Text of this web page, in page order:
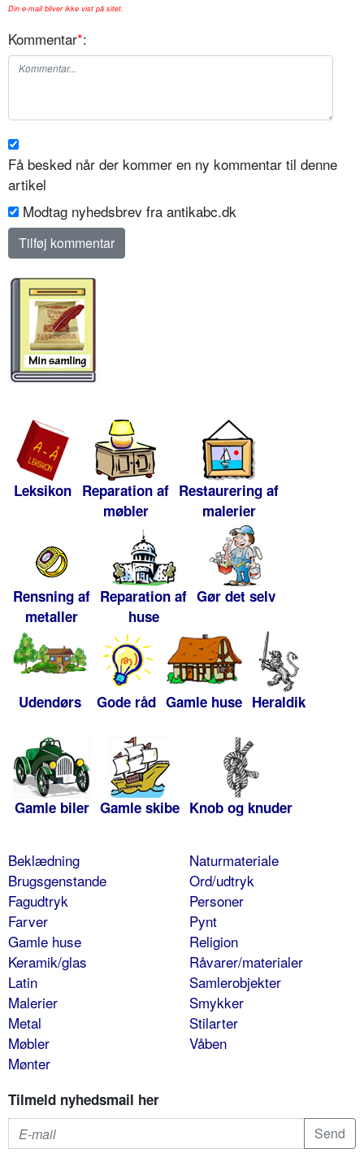
Din e-mail bliver ikke vist på sitet.
Kommentar*:
Få besked når der kommer en ny kommentar til denne
artikel
Modtag nyhedsbrev fra antikabc.dk
Leksikon Reparation af
møbler
Restaurering af
malerier
Rensning af
metaller
Reparation af
huse
Gør det selv
Udendørs Gode råd Gamle huse Heraldik
Gamle biler Gamle skibe Knob og knuder
Beklædning
Brugsgenstande
Fagudtryk
Farver
Gamle huse
Keramik/glas
Latin
Malerier
Metal
Møbler
Mønter
Naturmateriale
Ord/udtryk
Personer
Pynt
Religion
Råvarer/materialer
Samlerobjekter
Smykker
Stilarter
Våben
Tilmeld nyhedsmail her